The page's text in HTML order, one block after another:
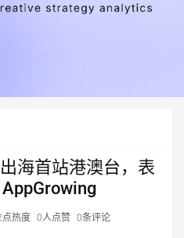
海首站港澳台，表
点热度 0人点赞 0条评论